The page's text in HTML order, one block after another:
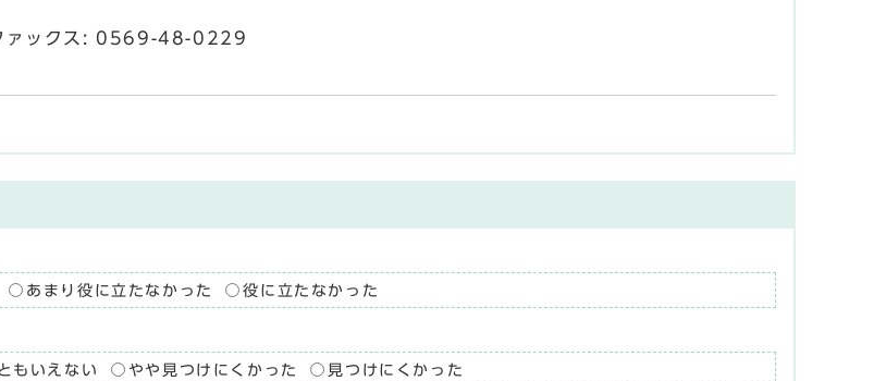
ックス: 0569-48-0229
あまり役に立たなかった 役に立たなかった
もいえない やや見つけにくかった 見つけにくかった